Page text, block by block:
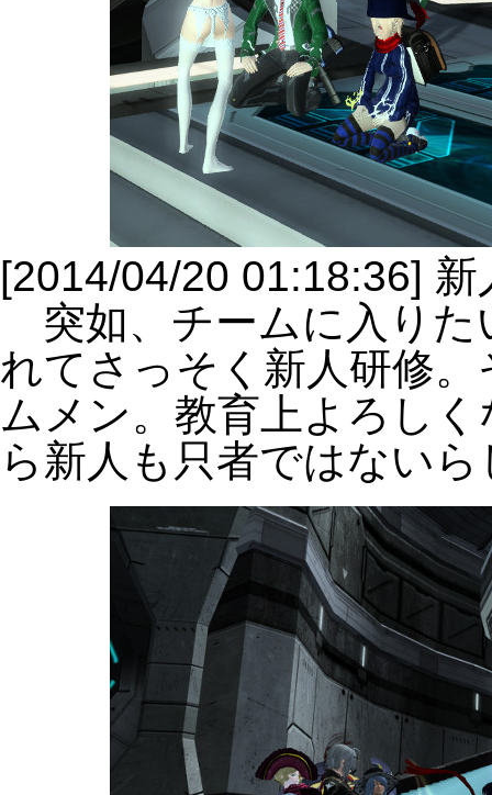
[2014/04/20 01:18:36] 新
突如、チームに入りた
れてさっそく新人研修
ムメン。教育上よろし
ら新人も只者ではないら